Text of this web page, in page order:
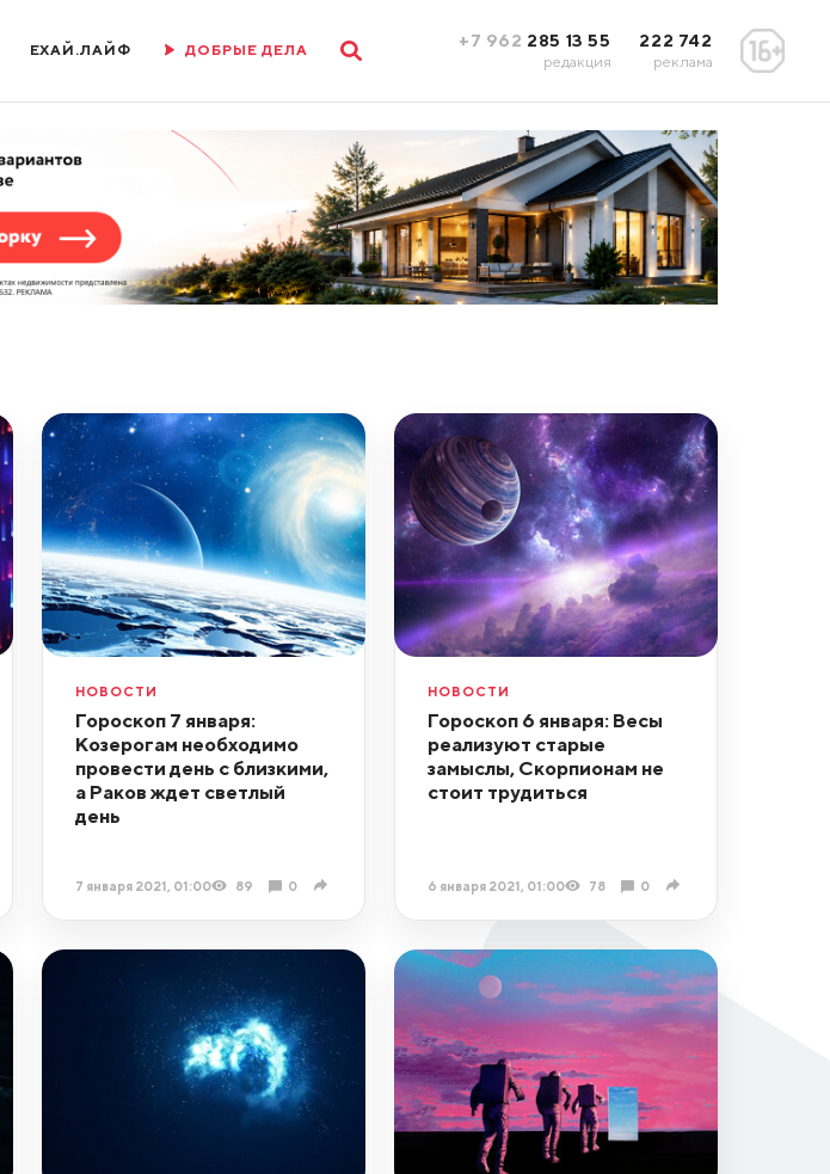
ЕХАЙ.ЛАЙФ ДОБРЫЕ ДЕЛА +7 962 285 13 55
редакция
222 742
реклама
НОВОСТИ
Гороскоп 7 января:
Козерогам необходимо
провести день с близкими,
а Раков ждет светлый
день
7 января 2021, 01:00 89 0
НОВОСТИ
Гороскоп 6 января: Весы
реализуют старые
замыслы, Скорпионам не
стоит трудиться
6 января 2021, 01:00 78 0